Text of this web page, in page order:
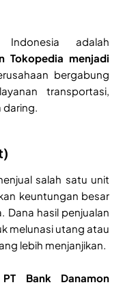
adalah
Tokopedia menjadi
bergabung
transportasi,
daring.
salah satu unit
keuntungan besar
Dana hasil penjualan
melunasi utang atau
lebih menjanjikan.
PT Bank Danamon